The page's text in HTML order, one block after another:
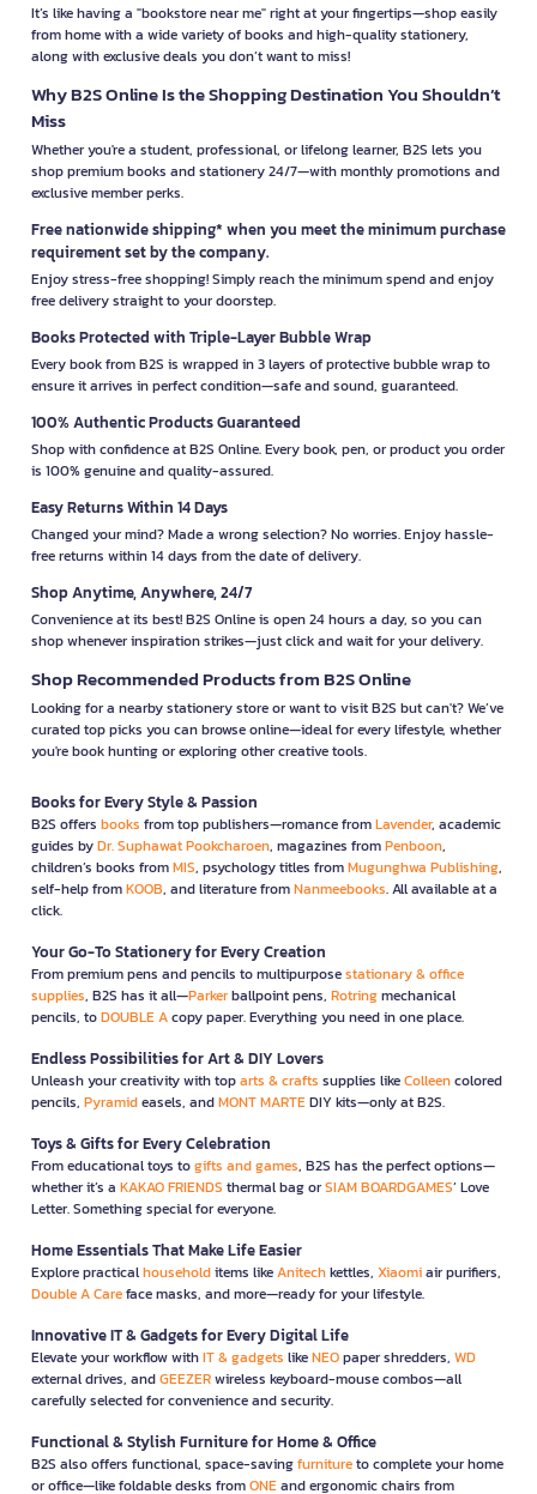
It’s like having a "bookstore near me" right at your fingertips—shop easily
from home with a wide variety of books and high-quality stationery,
along with exclusive deals you don’t want to miss!
Why B2S Online Is the Shopping Destination You Shouldn’t
Miss
Whether you're a student, professional, or lifelong learner, B2S lets you
shop premium books and stationery 24/7—with monthly promotions and
exclusive member perks.
Free nationwide shipping* when you meet the minimum purchase
requirement set by the company.
Enjoy stress-free shopping! Simply reach the minimum spend and enjoy
free delivery straight to your doorstep.
Books Protected with Triple-Layer Bubble Wrap
Every book from B2S is wrapped in 3 layers of protective bubble wrap to
ensure it arrives in perfect condition—safe and sound, guaranteed.
100% Authentic Products Guaranteed
Shop with confidence at B2S Online. Every book, pen, or product you order
is 100% genuine and quality-assured.
Easy Returns Within 14 Days
Changed your mind? Made a wrong selection? No worries. Enjoy hassle-
free returns within 14 days from the date of delivery.
Shop Anytime, Anywhere, 24/7
Convenience at its best! B2S Online is open 24 hours a day, so you can
shop whenever inspiration strikes—just click and wait for your delivery.
Shop Recommended Products from B2S Online
Looking for a nearby stationery store or want to visit B2S but can't? We’ve
curated top picks you can browse online—ideal for every lifestyle, whether
you're book hunting or exploring other creative tools.
Books for Every Style & Passion
B2S offers books from top publishers—romance fromLavender, academic
guides byDr. Suphawat Pookcharoen, magazines fromPenboon,
children’s books fromMIS, psychology titles fromMugunghwa Publishing,
self-help fromKOOB, and literature fromNanmeebooks. All available at a
click.
Your Go-To Stationery for Every Creation
From premium pens and pencils to multipurposestationary & office
supplies, B2S has it all—Parkerballpoint pens, Rotringmechanical
pencils, toDOUBLE Acopy paper. Everything you need in one place.
Endless Possibilities for Art & DIY Lovers
Unleash your creativity with toparts & crafts supplies likeColleencolored
pencils, Pyramideasels, andMONT MARTEDIY kits—only at B2S.
Toys & Gifts for Every Celebration
From educational toys togifts and games, B2S has the perfect options—
whether it’s a KAKAO FRIENDS thermal bag orSIAM BOARDGAMES’ Love
Letter. Something special for everyone.
Home Essentials That Make Life Easier
Explore practicalhouseholditems likeAnitechkettles, Xiaomiair purifiers,
Double A Careface masks, and more—ready for your lifestyle.
Innovative IT & Gadgets for Every Digital Life
Elevate your workflow withIT & gadgets likeNEOpaper shredders, WD
external drives, andGEEZERwireless keyboard-mouse combos—all
carefully selected for convenience and security.
Functional & Stylish Furniture for Home & Office
B2S also offers functional, space-savingfurnitureto complete your home
or office—like foldable desks fromONEand ergonomic chairs from